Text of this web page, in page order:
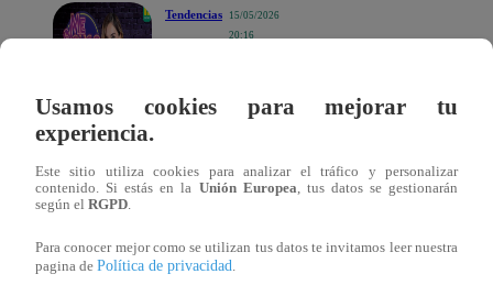
Tendencias
15/05/2026
20:16
como soy”: Korina
Rivadeneira ingresa
Lita Pezocontó que recibió esta oportunidad con mucha
emoción, aunque también con varios nervios por el gran
Usamos cookies para mejorar tu
experiencia.
Este sitio utiliza cookies para analizar el tráfico y personalizar
contenido. Si estás en la Unión Europea , tus datos se gestionarán
según el RGPD
Para conocer mejor como se utilizan tus datos te invitamos leer nuestra
pagina de Política de privacidad